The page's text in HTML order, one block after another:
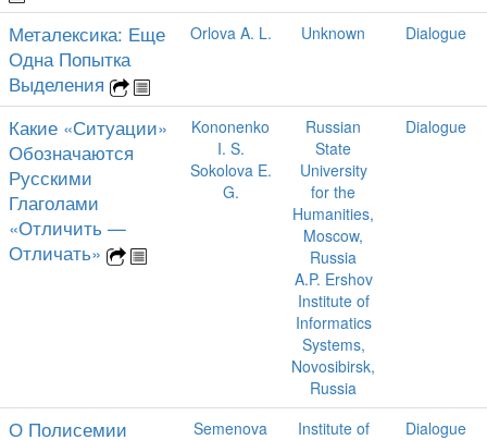
Металексика: Еще
Одна Попытка
Выделения
Orlova A. L. Unknown Dialogue
Какие «Ситуации»
Обозначаются
Русскими
Глаголами
«Отличить —
Отличать»
Kononenko
I. S.
Sokolova E.
G.
Russian
State
University
for the
Humanities,
Moscow,
Russia
A.P. Ershov
Institute of
Informatics
Systems,
Novosibirsk,
Russia
Dialogue
О Полисемии
Semenova
Institute of
Dialogue